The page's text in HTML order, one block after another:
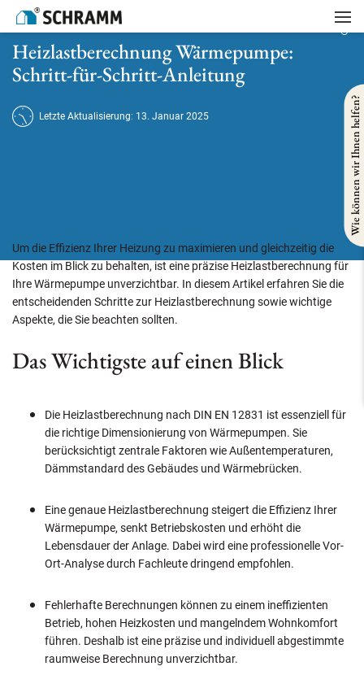
Startseite
Heizlastberechnung Wärmepumpe: Schritt-für-Schritt-Anleitung
Heizlastberechnung Wärmepumpe:
Schritt-für-Schritt-Anleitung
Letzte Aktualisierung: 13. Januar 2025
Um die Effizienz Ihrer Heizung zu maximieren und gleichzeitig die
Kosten im Blick zu behalten, ist eine präzise Heizlastberechnung für
Ihre Wärmepumpe unverzichtbar. In diesem Artikel erfahren Sie die
entscheidenden Schritte zur Heizlastberechnung sowie wichtige
Aspekte, die Sie beachten sollten.
Das Wichtigste auf einen Blick
Die Heizlastberechnung nach DIN EN 12831 ist essenziell für
die richtige Dimensionierung von Wärmepumpen. Sie
berücksichtigt zentrale Faktoren wie Außentemperaturen,
Dämmstandard des Gebäudes und Wärmebrücken.
Eine genaue Heizlastberechnung steigert die Effizienz Ihrer
Wärmepumpe, senkt Betriebskosten und erhöht die
Lebensdauer der Anlage. Dabei wird eine professionelle Vor-
Ort-Analyse durch Fachleute dringend empfohlen.
Fehlerhafte Berechnungen können zu einem ineffizienten
Betrieb, hohen Heizkosten und mangelndem Wohnkomfort
führen. Deshalb ist eine präzise und individuell abgestimmte
raumweise Berechnung unverzichtbar.
Wie können wir Ihnen helfen?